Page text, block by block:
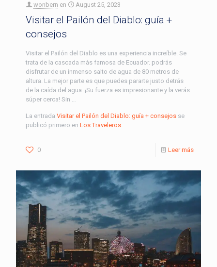
wonbern en August 25, 2023
Visitar el Pailón del Diablo: guía +
consejos
Visitar el Pailón del Diablo es una experiencia increíble. Se
trata de la cascada más famosa de Ecuador. podrás
disfrutar de un inmenso salto de agua de 80 metros de
altura. La mejor parte es que puedes pararte justo detrás
de la caída del agua. ¡Su fuerza es impresionante y la verás
súper cerca! Sin …
La entrada Visitar el Pailón del Diablo: guía + consejos se
publicó primero en Los Traveleros
0 Leer más